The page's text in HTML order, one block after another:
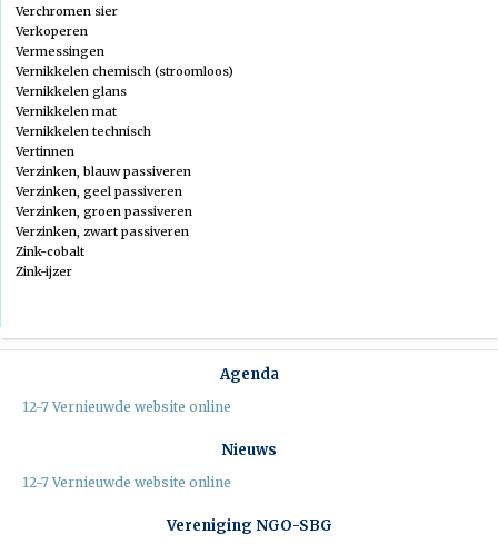
Verchromen sier
Verkoperen
Vermessingen
Vernikkelen chemisch (stroomloos)
Vernikkelen glans
Vernikkelen mat
Vernikkelen technisch
Vertinnen
Verzinken, blauw passiveren
Verzinken, geel passiveren
Verzinken, groen passiveren
Verzinken, zwart passiveren
Zink-cobalt
Zink-ijzer
Agenda
12-7 Vernieuwde website online
Nieuws
12-7 Vernieuwde website online
Vereniging NGO-SBG